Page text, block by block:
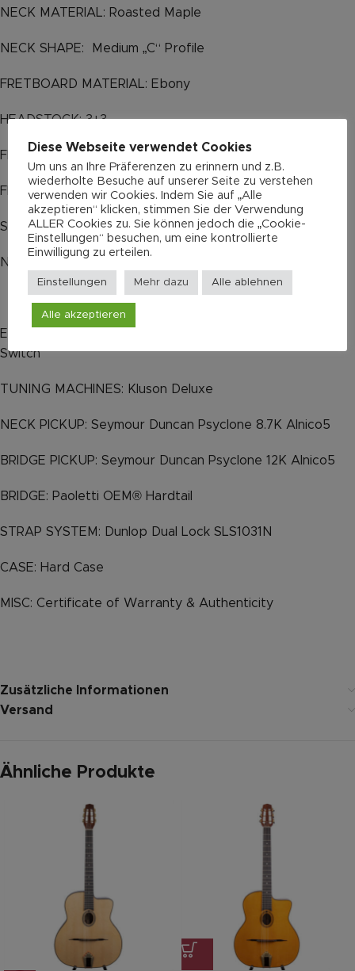
NECK MATERIAL: Roasted Maple
NECK SHAPE: Medium „C“ Profile
FRETBOARD MATERIAL: Ebony
HEADSTOCK: 3+3
FRETS: 22 x Dunlop 6110
FINGERBOARD RADIUS: 12″
SCALE LENGTH: 628 mm
NUT: Bone
ELECTRONIC: Volume/Tone CTS Pots 500K / 3Way
Switch
TUNING MACHINES: Kluson Deluxe
NECK PICKUP: Seymour Duncan Psyclone 8.7K Alnico5
BRIDGE PICKUP: Seymour Duncan Psyclone 12K Alnico5
BRIDGE: Paoletti OEM® Hardtail
STRAP SYSTEM: Dunlop Dual Lock SLS1031N
CASE: Hard Case
MISC: Certificate of Warranty & Authenticity
Zusätzliche Informationen
Versand
Ähnliche Produkte
Diese Webseite verwendet Cookies
Um uns an Ihre Präferenzen zu erinnern und z.B.
wiederholte Besuche auf unserer Seite zu verstehen
verwenden wir Cookies. Indem Sie auf „Alle
akzeptieren“ klicken, stimmen Sie der Verwendung
ALLER Cookies zu. Sie können jedoch die „Cookie-
Einstellungen“ besuchen, um eine kontrollierte
Einwilligung zu erteilen.
Einstellungen Mehr dazu Alle ablehnen
Alle akzeptieren